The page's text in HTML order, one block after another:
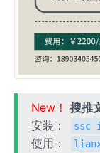
New！ 搜推
安装：
ssc
使用：